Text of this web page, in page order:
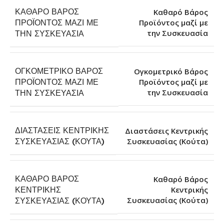
ΚΑΘΑΡΌ ΒΆΡΟΣ
ΠΡΟΪΌΝΤΟΣ ΜΑΖΊ ΜΕ
ΤΗΝ ΣΥΣΚΕΥΑΣΊΑ
Καθαρό Βάρος
Προϊόντος μαζί με
την Συσκευασία
ΟΓΚΟΜΕΤΡΙΚΌ ΒΆΡΟΣ
ΠΡΟΪΌΝΤΟΣ ΜΑΖΊ ΜΕ
ΤΗΝ ΣΥΣΚΕΥΑΣΊΑ
Ογκομετρικό Βάρος
Προϊόντος μαζί με
την Συσκευασία
ΔΙΑΣΤΆΣΕΙΣ ΚΕΝΤΡΙΚΉΣ
ΣΥΣΚΕΥΑΣΊΑΣ (ΚΟΎΤΑ)
Διαστάσεις Κεντρικής
Συσκευασίας (Κούτα)
ΚΑΘΑΡΌ ΒΆΡΟΣ
ΚΕΝΤΡΙΚΉΣ
ΣΥΣΚΕΥΑΣΊΑΣ (ΚΟΎΤΑ)
Καθαρό Βάρος
Κεντρικής
Συσκευασίας (Κούτα)